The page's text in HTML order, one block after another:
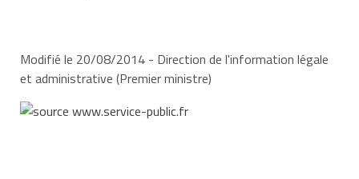
Modifié le 20/08/2014 - Direction de l'information légale
et administrative (Premier ministre)